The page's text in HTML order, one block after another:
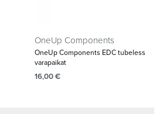
OneUp Components
OneUp Components EDC tubeless
varapaikat
16,00€